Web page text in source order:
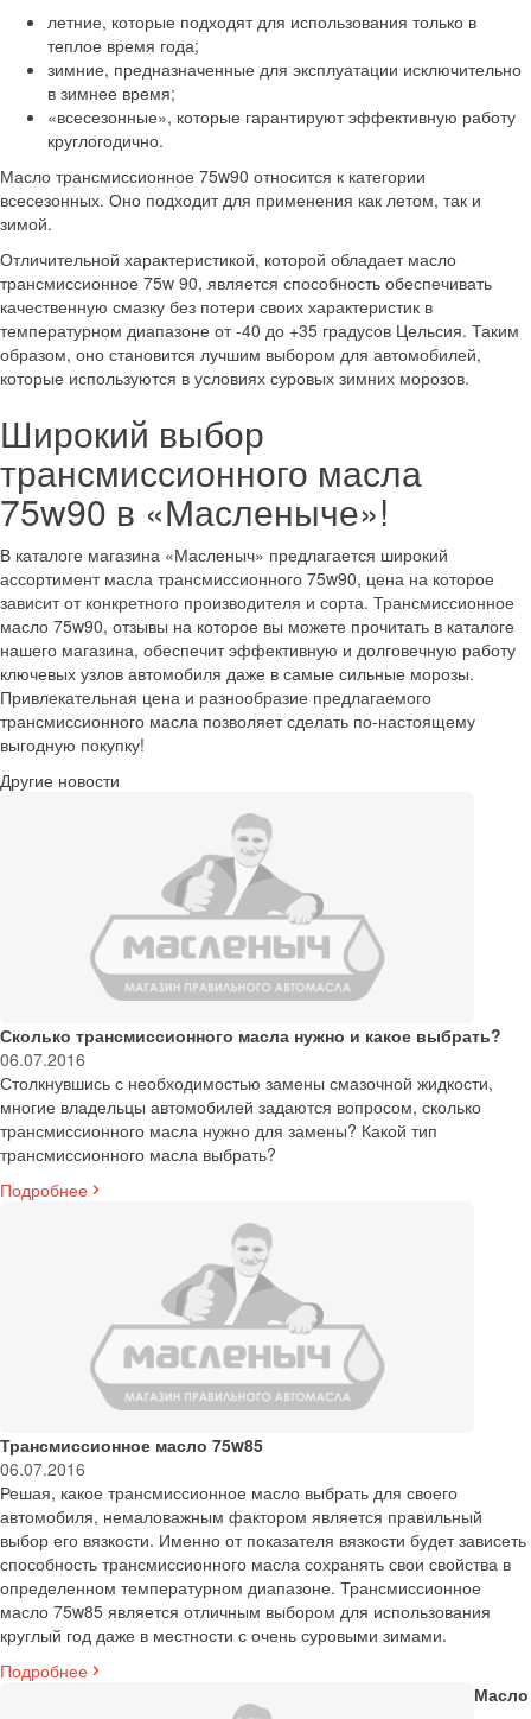
летние, которые подходят для использования только в
теплое время года;
зимние, предназначенные для эксплуатации исключительно
в зимнее время;
«всесезонные», которые гарантируют эффективную работу
круглогодично.
Масло трансмиссионное 75w90 относится к категории
всесезонных. Оно подходит для применения как летом, так и
зимой.
Отличительной характеристикой, которой обладает масло
трансмиссионное 75w 90, является способность обеспечивать
качественную смазку без потери своих характеристик в
температурном диапазоне от -40 до +35 градусов Цельсия. Таким
образом, оно становится лучшим выбором для автомобилей,
которые используются в условиях суровых зимних морозов.
Широкий выбор
трансмиссионного масла
75w90 в «Масленыче»!
В каталоге магазина «Масленыч» предлагается широкий
ассортимент масла трансмиссионного 75w90, цена на которое
зависит от конкретного производителя и сорта. Трансмиссионное
масло 75w90, отзывы на которое вы можете прочитать в каталоге
нашего магазина, обеспечит эффективную и долговечную работу
ключевых узлов автомобиля даже в самые сильные морозы.
Привлекательная цена и разнообразие предлагаемого
трансмиссионного масла позволяет сделать по-настоящему
выгодную покупку!
Другие новости
Сколько трансмиссионного масла нужно и какое выбрать?
06.07.2016
Столкнувшись с необходимостью замены смазочной жидкости,
многие владельцы автомобилей задаются вопросом, сколько
трансмиссионного масла нужно для замены? Какой тип
трансмиссионного масла выбрать?
Подробнее
Трансмиссионное масло 75w85
06.07.2016
Решая, какое трансмиссионное масло выбрать для своего
автомобиля, немаловажным фактором является правильный
выбор его вязкости. Именно от показателя вязкости будет зависеть
способность трансмиссионного масла сохранять свои свойства в
определенном температурном диапазоне. Трансмиссионное
масло 75w85 является отличным выбором для использования
круглый год даже в местности с очень суровыми зимами.
Подробнее
Масло